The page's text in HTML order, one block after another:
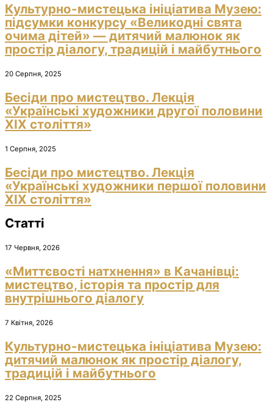
Культурно-мистецька ініціатива Музею:
підсумки конкурсу «Великодні свята
очима дітей» — дитячий малюнок як
простір діалогу, традицій і майбутнього
20 Серпня, 2025
Бесіди про мистецтво. Лекція
«Українські художники другої половини
ХІХ століття»
1 Серпня, 2025
Бесіди про мистецтво. Лекція
«Українські художники першої половини
ХІХ століття»
Статті
17 Червня, 2026
«Миттєвості натхнення» в Качанівці:
мистецтво, історія та простір для
внутрішнього діалогу
7 Квітня, 2026
Культурно-мистецька ініціатива Музею:
дитячий малюнок як простір діалогу,
традицій і майбутнього
22 Серпня, 2025